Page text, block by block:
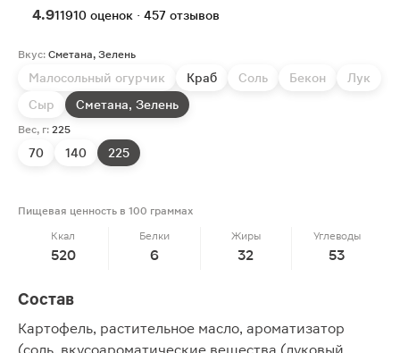
4.911910 оценок · 457 отзывов
Вкус: Сметана, Зелень
Малосольный огурчик Краб Соль Бекон
Лук
Сыр
Сметана, Зелень
Вес, г: 225
70 140 225
Пищевая ценность в 100 граммах
Ккал
520
Белки
6
Жиры
32
Углеводы
53
Состав
Картофель, растительное масло, ароматизатор